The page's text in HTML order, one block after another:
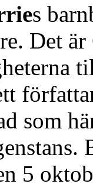
s
Det är
som
5